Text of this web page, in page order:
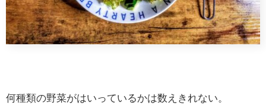
何種類の野菜がはいっているかは数えきれない。